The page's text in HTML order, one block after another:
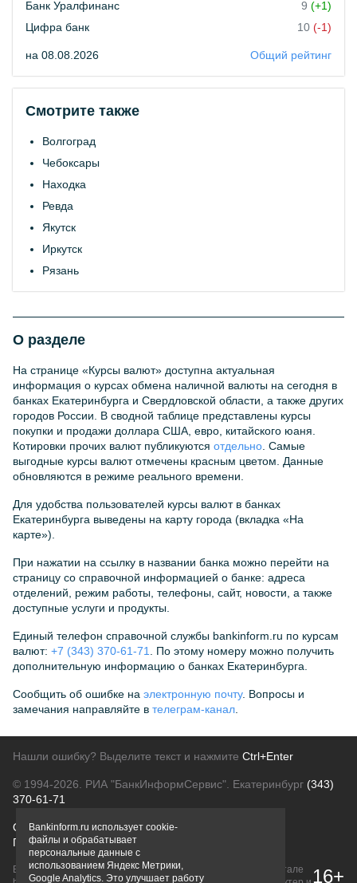
Банк Уралфинанс
9 (+1)
Цифра банк
10 (-1)
на 08.08.2026 Общий рейтинг
Смотрите также
Волгоград
Чебоксары
Находка
Ревда
Якутск
Иркутск
Рязань
О разделе
На странице «Курсы валют» доступна актуальная
информация о курсах обмена наличной валюты на сегодня в
банках Екатеринбурга и Свердловской области, а также других
городов России. В сводной таблице представлены курсы
покупки и продажи доллара США, евро, китайского юаня.
Котировки прочих валют публикуются отдельно . Самые
выгодные курсы валют отмечены красным цветом. Данные
обновляются в режиме реального времени.
Для удобства пользователей курсы валют в банках
Екатеринбурга выведены на карту города (вкладка «На
карте»).
При нажатии на ссылку в названии банка можно перейти на
страницу со справочной информацией о банке: адреса
отделений, режим работы, телефоны, сайт, новости, а также
доступные услуги и продукты.
Единый телефон справочной службы bankinform.ru по курсам
валют: +7 (343) 370-61-71
. По этому номеру можно получить
дополнительную информацию о банках Екатеринбурга.
Сообщить об ошибке на электронную почту. Вопросы и
замечания направляйте в телеграм-канал
Нашли ошибку? Выделите текст и нажмите Ctrl+Enter
© 1994-2026. РИА "БанкИнформСервис". Екатеринбург (343)
370-61-71
О проектеПолитика конфиденциальности
Правовая информацияДля рекламодателей
Вся информация о продуктах банков, размещенная на портале
16+
Bankinform.ru использует cookie-
файлы и обрабатывает
персональные данные с
использованием Яндекс Метрики,
Google Analytics. Это улучшает работу